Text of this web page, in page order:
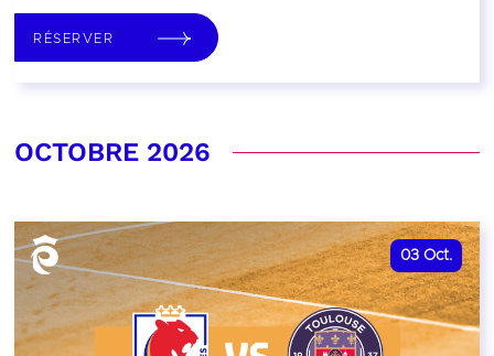
RÉSERVER
OCTOBRE 2026
03 Oct.